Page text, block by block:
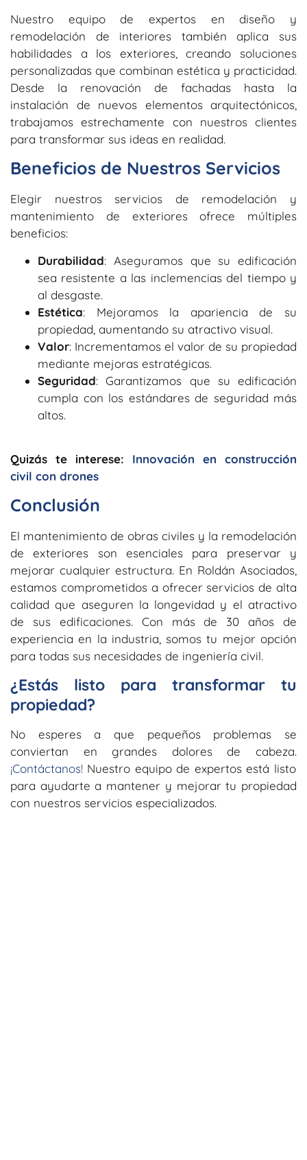
Nuestro equipo de expertos en diseño y
remodelación de interiores también aplica sus
habilidades a los exteriores, creando soluciones
personalizadas que combinan estética y practicidad.
Desde la renovación de fachadas hasta la
instalación de nuevos elementos arquitectónicos,
trabajamos estrechamente con nuestros clientes
para transformar sus ideas en realidad.
Beneficios de Nuestros Servicios
Elegir nuestros servicios de remodelación y
mantenimiento de exteriores ofrece múltiples
beneficios:
Durabilidad: Aseguramos que su edificación
sea resistente a las inclemencias del tiempo y
al desgaste.
Estética: Mejoramos la apariencia de su
propiedad, aumentando su atractivo visual.
Valor: Incrementamos el valor de su propiedad
mediante mejoras estratégicas.
Seguridad: Garantizamos que su edificación
cumpla con los estándares de seguridad más
altos.
Quizás te interese: Innovación en construcción
civil con drones
Conclusión
El mantenimiento de obras civiles y la remodelación
de exteriores son esenciales para preservar y
mejorar cualquier estructura. En Roldán Asociados,
estamos comprometidos a ofrecer servicios de alta
calidad que aseguren la longevidad y el atractivo
de sus edificaciones. Con más de 30 años de
experiencia en la industria, somos tu mejor opción
para todas sus necesidades de ingeniería civil.
¿Estás listo para transformar tu
propiedad?
No esperes a que pequeños problemas se
conviertan en grandes dolores de cabeza.
¡Contáctanos! Nuestro equipo de expertos está listo
para ayudarte a mantener y mejorar tu propiedad
con nuestros servicios especializados.